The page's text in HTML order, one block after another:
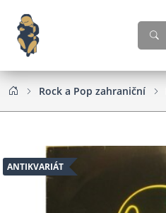
Rock a Pop zahraniční
ANTIKVARIÁT